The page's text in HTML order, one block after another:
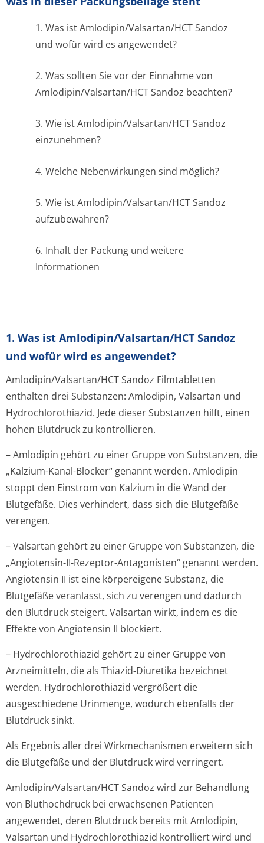
1. Was ist Amlodipin/Val­sartan/HCT Sandoz
und wofür wird es angewendet?
2. Was sollten Sie vor der Einnahme von
Amlodipin/Val­sartan/HCT Sandoz beachten?
3. Wie ist Amlodipin/Val­sartan/HCT Sandoz
einzunehmen?
4. Welche Nebenwirkungen sind möglich?
5. Wie ist Amlodipin/Val­sartan/HCT Sandoz
aufzubewahren?
6. Inhalt der Packung und weitere
Informationen
1. Was ist Amlodipin/Valsartan/HCT Sandoz
und wofür wird es angewendet?
Amlodipin/Val­sartan/HCT Sandoz Filmtabletten
enthalten drei Substanzen: Amlodipin, Valsartan und
Hydrochlorothiazid. Jede dieser Substanzen hilft, einen
hohen Blutdruck zu kontrollieren.
– Amlodipin gehört zu einer Gruppe von Substanzen, die
„Kalzium-Kanal-Blocker“ genannt werden. Amlodipin
stoppt den Einstrom von Kalzium in die Wand der
Blutgefäße. Dies verhindert, dass sich die Blutgefäße
verengen.
– Valsartan gehört zu einer Gruppe von Substanzen, die
„Angiotensin-II-Rezeptor-Antagonisten“ genannt werden.
Angiotensin II ist eine körpereigene Substanz, die
Blutgefäße veranlasst, sich zu verengen und dadurch
den Blutdruck steigert. Valsartan wirkt, indem es die
Effekte von Angiotensin II blockiert.
– Hydrochlorothiazid gehört zu einer Gruppe von
Arzneimitteln, die als Thiazid-Diuretika bezeichnet
werden. Hydrochlorothiazid vergrößert die
ausgeschiedene Urinmenge, wodurch ebenfalls der
Blutdruck sinkt.
Als Ergebnis aller drei Wirkmechanismen erweitern sich
die Blutgefäße und der Blutdruck wird verringert.
Amlodipin/Val­sartan/HCT Sandoz wird zur Behandlung
von Bluthochdruck bei erwachsenen Patienten
angewendet, deren Blutdruck bereits mit Amlodipin,
Valsartan und Hydrochlorothiazid kontrolliert wird und